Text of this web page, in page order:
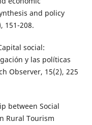
and policy
151-208.
social:
y las políticas
Observer, 15(2), 225
between Social
Rural Tourism